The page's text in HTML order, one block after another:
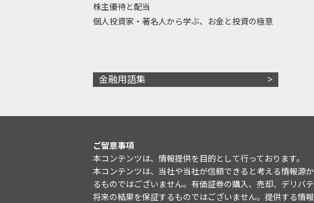
株主優待と配当
個人投資家・著名人から学ぶ、お金と投資の極意
金融用語集
ご留意事項
本コンテンツは、情報提供を目的として行っております。
本コンテンツは、当社や当社が信頼できると考える情報源
るものではございません。有価証券の購入、売却、デリバ
将来の結果を保証するものではございません。提供する情